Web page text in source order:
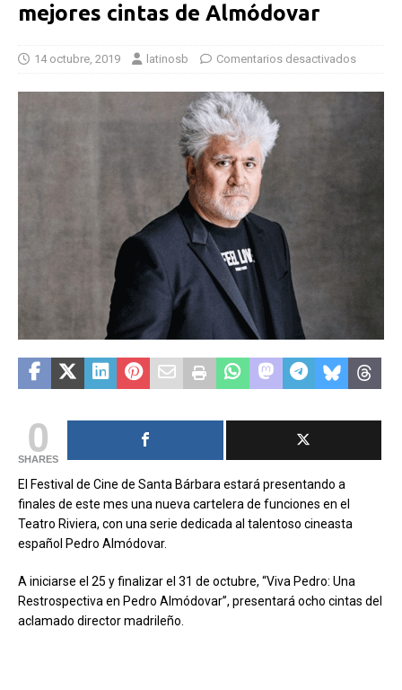
mejores cintas de Almódovar
14 octubre, 2019 latinosb Comentarios desactivados
0
SHARES
E l Festival de Cine de Santa Bárbara estará presentando a
finales de este mes una nueva cartelera de funciones en el
Teatro Riviera, con una serie dedicada al talentoso cineasta
español Pedro Almódovar.
A iniciarse el 25 y finalizar el 31 de octubre, “Viva Pedro: Una
Restrospectiva en Pedro Almódovar”, presentará ocho cintas del
aclamado director madrileño.